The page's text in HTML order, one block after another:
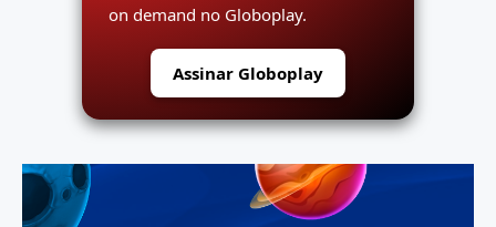
on demand no Globoplay.
Assinar Globoplay